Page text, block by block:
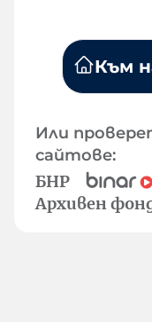
Към
Или
сайтове:
БНР
Архивен